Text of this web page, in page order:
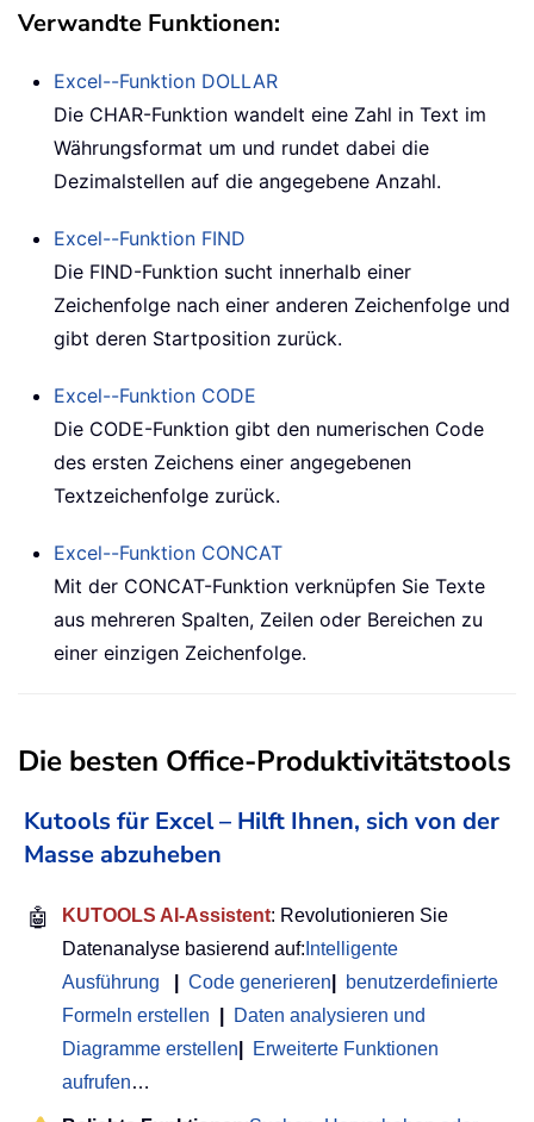
Verwandte Funktionen:
Excel--Funktion DOLLAR
Die CHAR-Funktion wandelt eine Zahl in Text im
Währungsformat um und rundet dabei die
Dezimalstellen auf die angegebene Anzahl.
Excel--Funktion FIND
Die FIND-Funktion sucht innerhalb einer
Zeichenfolge nach einer anderen Zeichenfolge und
gibt deren Startposition zurück.
Excel--Funktion CODE
Die CODE-Funktion gibt den numerischen Code
des ersten Zeichens einer angegebenen
Textzeichenfolge zurück.
Excel--Funktion CONCAT
Mit der CONCAT-Funktion verknüpfen Sie Texte
aus mehreren Spalten, Zeilen oder Bereichen zu
einer einzigen Zeichenfolge.
Die besten Office-Produktivitätstools
Kutools für Excel – Hilft Ihnen, sich von der
Masse abzuheben
🤖 KUTOOLS AI-Assistent: Revolutionieren Sie
Datenanalyse basierend auf: Intelligente
Ausführung
Code generieren
benutzerdefinierte
Formeln erstellen
Daten analysieren und
Diagramme erstellen
Erweiterte Funktionen
aufrufen…